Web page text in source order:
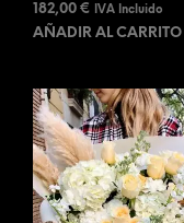
182,00 € IVA Incluido
AÑADIR AL CARRITO